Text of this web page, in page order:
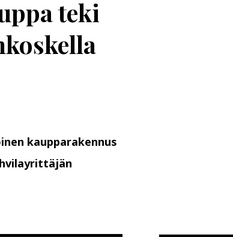
teki
kaupparakennus